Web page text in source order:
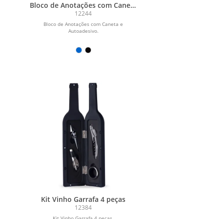
Bloco de Anotações com Caneta
e Autoadesivo
12244
Bloco de Anotações com Caneta e
Autoadesivo.
Kit Vinho Garrafa 4 peças
12384